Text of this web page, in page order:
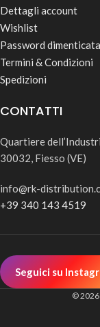
Dettagli account
Wishlist
Password dimenticata
Termini & Condizioni
Spedizioni
CONTATTI
Quartiere
30032, Fiesso (VE)
info@rk-
+39 340 143 4519
Seguici su
© 2026